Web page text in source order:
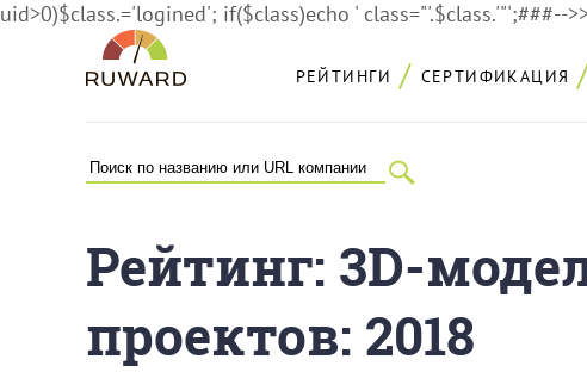
uid>0)$class.='logined'; if($class)echo ' class="'.$class.'"';###--
РЕЙТИНГИ СЕРТИФИКАЦИЯ
Рейтинг: 3D-
проектов: 2018